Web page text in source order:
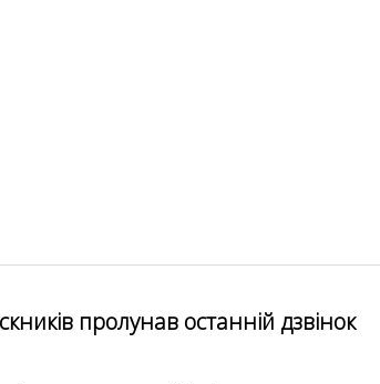
пролунав останній дзвінок